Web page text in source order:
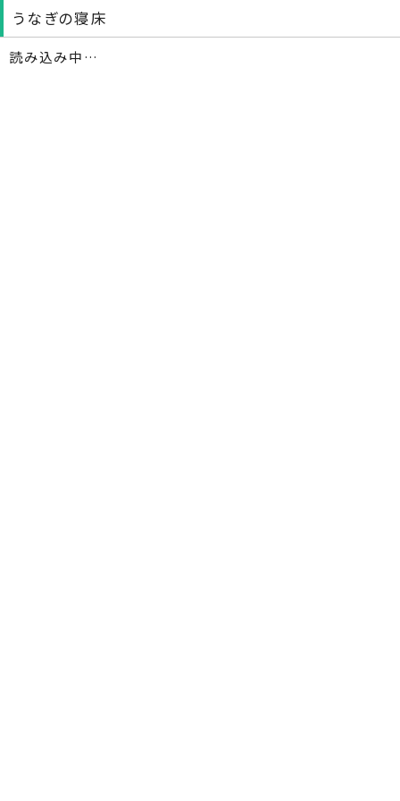
うなぎの寝床
読み込み中…